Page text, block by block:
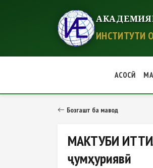
ИНСТИТУТИ
АСОСӢ
МАКТУБИ ИТТИЛООТӢ
Бозгашт ба мавод
МАКТУБИ
ҷумҳуриявӣ